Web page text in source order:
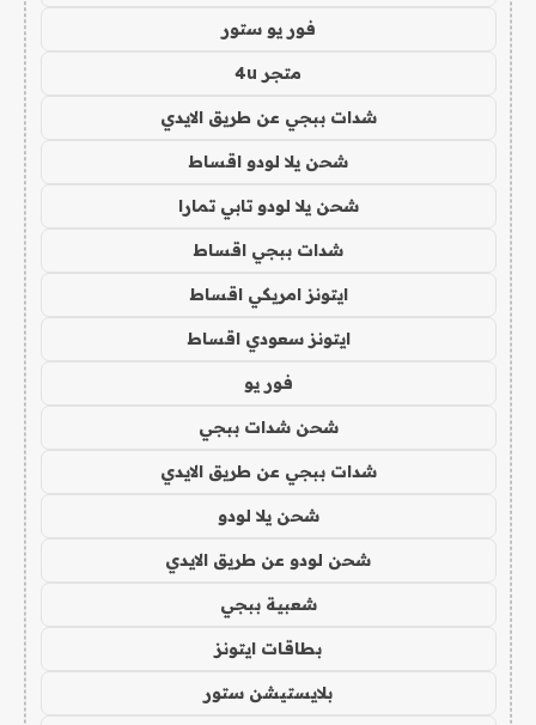
فور يو ستور
متجر 4u
شدات ببجي عن طريق الايدي
شحن يلا لودو اقساط
شحن يلا لودو تابي تمارا
شدات ببجي اقساط
ايتونز امريكي اقساط
ايتونز سعودي اقساط
فور يو
شحن شدات ببجي
شدات ببجي عن طريق الايدي
شحن يلا لودو
شحن لودو عن طريق الايدي
شعبية ببجي
بطاقات ايتونز
بلايستيشن ستور